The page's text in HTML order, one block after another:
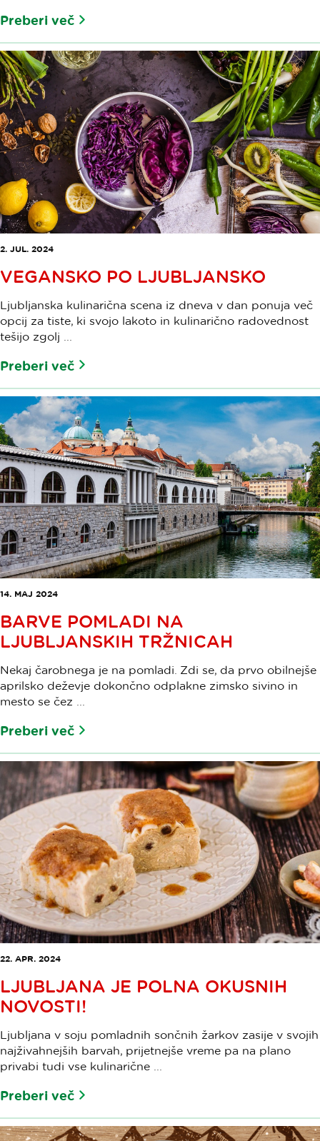
Preberi več
2. JUL. 2024
VEGANSKO PO LJUBLJANSKO
Ljubljanska kulinarična scena iz dneva v dan ponuja več
opcij za tiste, ki svojo lakoto in kulinarično radovednost
tešijo zgolj ...
Preberi več
14. MAJ 2024
BARVE POMLADI NA
LJUBLJANSKIH TRŽNICAH
Nekaj čarobnega je na pomladi. Zdi se, da prvo obilnejše
aprilsko deževje dokončno odplakne zimsko sivino in
mesto se čez ...
Preberi več
22. APR. 2024
LJUBLJANA JE POLNA OKUSNIH
NOVOSTI!
Ljubljana v soju pomladnih sončnih žarkov zasije v svojih
najživahnejših barvah, prijetnejše vreme pa na plano
privabi tudi vse kulinarične ...
Preberi več